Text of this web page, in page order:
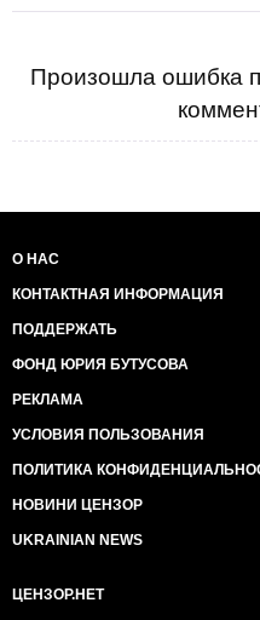
Произошла ошибка
О НАС
КОНТАКТНАЯ ИНФОРМАЦИЯ
ПОДДЕРЖАТЬ
ФОНД ЮРИЯ БУТУСОВА
РЕКЛАМА
УСЛОВИЯ ПОЛЬЗОВАНИЯ
ПОЛИТИКА
НОВИНИ ЦЕНЗОР
UKRAINIAN NEWS
ЦЕНЗОР.НЕТ